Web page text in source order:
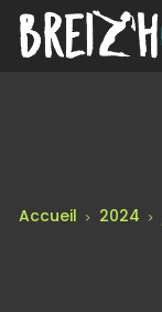
Accueil 2024